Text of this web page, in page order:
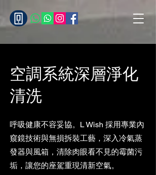
空調系統深層淨化
清洗
呼吸健康不容妥協。L Wish 採用專業內
窺鏡技術與無損拆裝工藝，深入冷氣蒸
發器與風箱，清除肉眼看不見的霉菌污
垢，讓您的座駕重現清新空氣。